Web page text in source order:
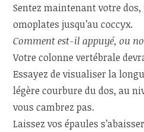
Sentez maintenant votre dos,
omoplates jusqu’au coccyx.
Comment est-il appuyé, ou
Votre colonne vertébrale
Essayez de visualiser la
légère courbure du dos, au
vous cambrez pas.
Laissez vos épaules